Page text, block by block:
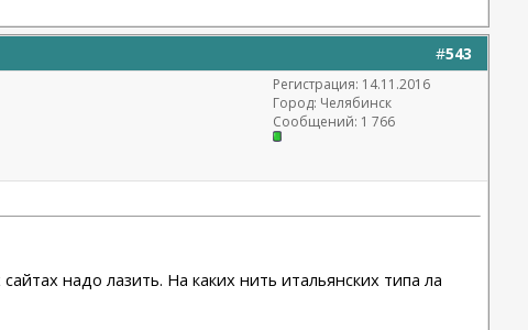
#543
Регистрация: 14.11.2016
Город: Челябинск
Сообщений: 1 766
надо лазить. На каких нить итальянских типа ла